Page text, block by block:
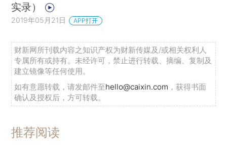
实录）
2019年05月21日 APP打开
财新网所刊载内容之知识产权为财新传媒及/或相关权利人
专属所有或持有。未经许可，禁止进行转载、摘编、复制及
建立镜像等任何使用。
如有意愿转载，请发邮件至hello@caixin.com ，获得书面
确认及授权后，方可转载。
推荐阅读